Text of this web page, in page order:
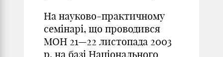
На науково-практичному
семінарі, що проводився
МОН 21—22 листопада 2003
р. на базі Національного